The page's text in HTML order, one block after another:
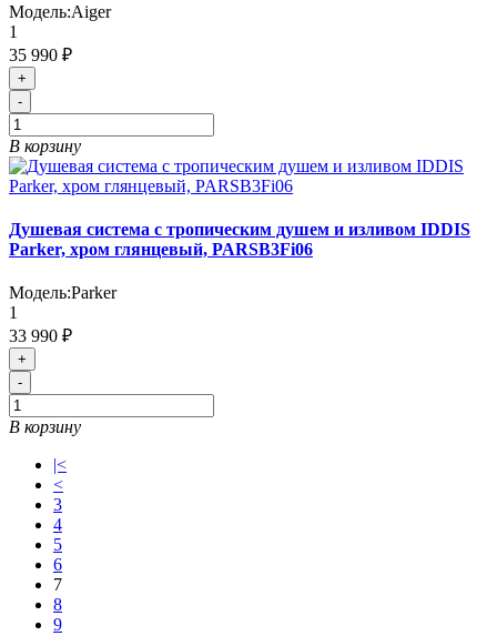
Модель:Aiger
1
35 990 ₽
+
-
В корзину
Душевая система с тропическим душем и изливом IDDIS
Parker, хром глянцевый, PARSB3Fi06
Модель:Parker
1
33 990 ₽
+
-
В корзину
|<
<
3
4
5
6
7
8
9